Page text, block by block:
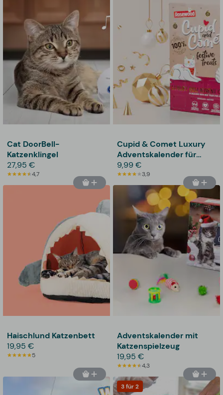
Cat DoorBell-
Katzenklingel
27,95 €
4,7
Cupid & Comet Luxury
Adventskalender für
Katzen
9,99 €
3,9
Haischlund Katzenbett
19,95 €
5
Adventskalender mit
Katzenspielzeug
19,95 €
4,3
3 für 2